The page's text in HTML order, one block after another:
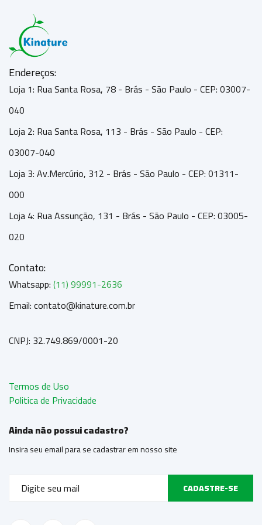
Endereços:
Loja 1: Rua Santa Rosa, 78 - Brás - São Paulo - CEP: 03007-
040
Loja 2: Rua Santa Rosa, 113 - Brás - São Paulo - CEP:
03007-040
Loja 3: Av.Mercúrio, 312 - Brás - São Paulo - CEP: 01311-
000
Loja 4: Rua Assunção, 131 - Brás - São Paulo - CEP: 03005-
020
Contato:
Whatsapp:(11) 99991-2636
Email: contato@kinature.com.br
CNPJ: 32.749.869/0001-20
Termos de Uso
Politica de Privacidade
Ainda não possui cadastro?
Insira seu email para se cadastrar em nosso site
CADASTRE-SE